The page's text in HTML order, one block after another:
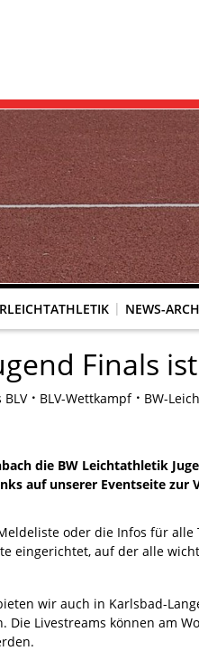
NEWS-
Finals
BLV-Wettkampf BW-
die BW Leichtathletik
auf unserer Eventseite zur
oder die Infos für
eingerichtet, auf der alle
wir auch in Karlsbad-
Die Livestreams können am